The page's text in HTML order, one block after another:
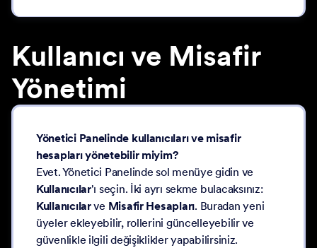
Kullanıcı ve Misafir
Yönetimi
Yönetici Panelinde kullanıcıları ve misafir
hesapları yönetebilir miyim?
Evet. Yönetici Panelinde sol menüye gidin ve
Kullanıcılar'ı seçin. İki ayrı sekme bulacaksınız:
Kullanıcılarve Misafir Hesapları. Buradan yeni
üyeler ekleyebilir, rollerini güncelleyebilir ve
güvenlikle ilgili değişiklikler yapabilirsiniz.